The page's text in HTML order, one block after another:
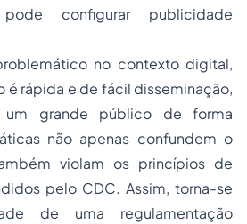
configurar publicidade
no contexto digital,
é rápida e de fácil disseminação,
um grande público de forma
não apenas confundem o
violam os princípios de
pelo CDC. Assim, torna-se
de uma regulamentação